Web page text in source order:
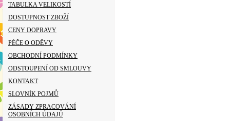
TABULKA VELIKOSTÍ
DOSTUPNOST ZBOŽÍ
CENY DOPRAVY
PÉČE O ODĚVY
OBCHODNÍ PODMÍNKY
ODSTOUPENÍ OD SMLOUVY
KONTAKT
SLOVNÍK POJMŮ
ZÁSADY ZPRACOVÁNÍ
OSOBNÍCH ÚDAJŮ